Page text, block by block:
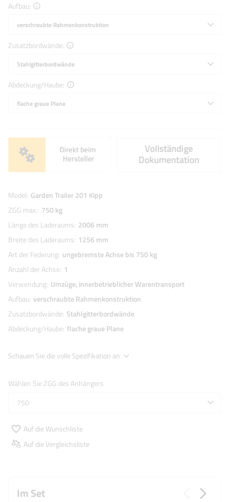
Aufbau
verschraubte Rahmenkonstruktion
Zusatzbordwände
Stahlgitterbordwände
Abdeckung/Haube
flache graue Plane
Model Garden Trailer 201 Kipp
ZGG max. 750 kg
Länge des Laderaums 2006 mm
Breite des Laderaums 1256 mm
Art der Federung ungebremste Achse bis 750 kg
Anzahl der Achse 1
Verwendung Umzüge innerbetrieblicher Warentransport
Aufbau verschraubte Rahmenkonstruktion
Zusatzbordwände Stahlgitterbordwände
Abdeckung/Haube flache graue Plane
Schauen Sie die volle Spezifikation an
Wählen Sie ZGG des Anhängers
750
Auf die Wunschliste
Auf die Vergleichsliste
Im Set